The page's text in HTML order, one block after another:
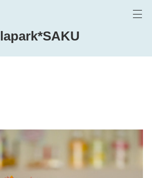
lapark*SAKU